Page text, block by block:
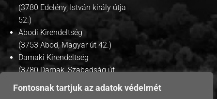
Fontosnak tartjuk az adatok védelmét
(3780 Edelény, István király útja
52.)
Abodi Kirendeltség
(3753 Abod, Magyar út 42.)
Damaki Kirendeltség
(3780 Damak, Szabadság út